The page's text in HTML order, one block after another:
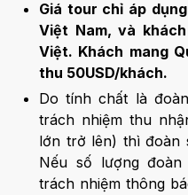
Giá tour chỉ áp
Việt Nam, và
Việt. Khách mang
thu 50USD/khách.
Do tính chất là
trách nhiệm thu
lớn trở lên) thì đoàn
Nếu số lượng
trách nhiệm thông